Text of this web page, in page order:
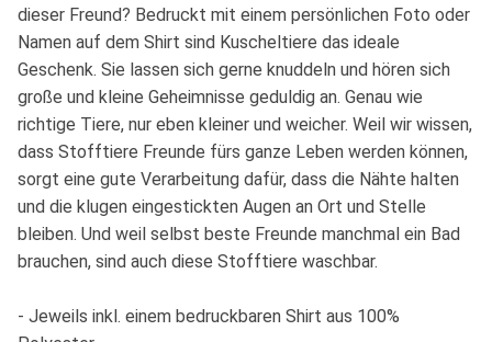
dieser Freund? Bedruckt mit einem persönlichen Foto oder
Namen auf dem Shirt sind Kuscheltiere das ideale
Geschenk. Sie lassen sich gerne knuddeln und hören sich
große und kleine Geheimnisse geduldig an. Genau wie
richtige Tiere, nur eben kleiner und weicher. Weil wir wissen,
dass Stofftiere Freunde fürs ganze Leben werden können,
sorgt eine gute Verarbeitung dafür, dass die Nähte halten
und die klugen eingestickten Augen an Ort und Stelle
bleiben. Und weil selbst beste Freunde manchmal ein Bad
brauchen, sind auch diese Stofftiere waschbar.
- Jeweils inkl. einem bedruckbaren Shirt aus 100%